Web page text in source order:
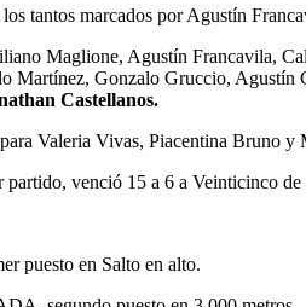
tantos marcados por Agustín
Maglione, Agustín Francavila,
Martínez, Gonzalo Gruccio,
Castellanos.
para Valeria Vivas, Piacentina Bruno y
venció 15 a 6 a Veinticinco
puesto en Salto en alto.